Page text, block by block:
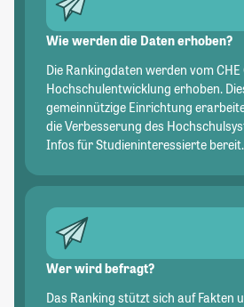
Wie werden die Daten erhoben?
Die Rankingdaten werden vom
Hochschulentwicklung erhoben.
gemeinnützige Einrichtung
die Verbesserung des
Infos für Studieninteressierte bereit.
Wer wird befragt?
Das Ranking stützt sich auf Fakten